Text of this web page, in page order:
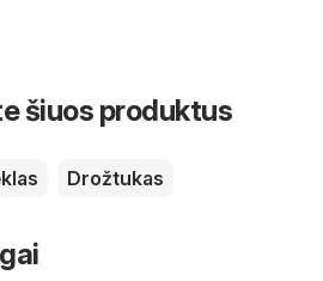
šiuos produktus
Drožtukas